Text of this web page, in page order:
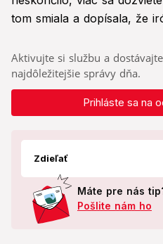
tom smiala a dopísala, že
Aktivujte si službu a
najdôležitejšie správy dňa.
Prihláste sa na
Zdieľať
Máte pre nás
Pošlite nám ho